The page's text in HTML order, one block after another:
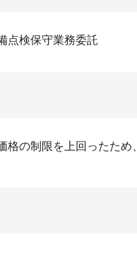
点検保守業務委託
格の制限を上回ったため